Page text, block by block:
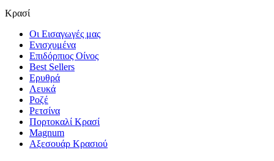
Κρασί
Οι Εισαγωγές μας
Ενισχυμένα
Επιδόρπιος Οίνος
Best Sellers
Ερυθρά
Λευκά
Ροζέ
Ρετσίνα
Πορτοκαλί Κρασί
Magnum
Αξεσουάρ Κρασιού